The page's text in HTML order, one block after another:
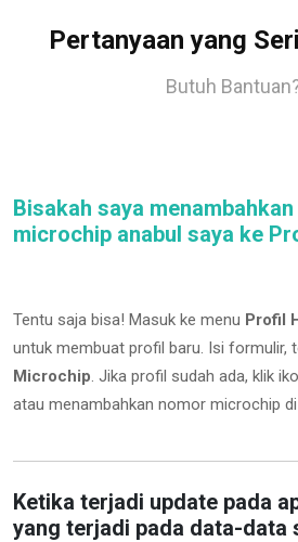
Pertanyaan yang
Butuh
Bisakah saya
microchip anabul saya ke
Tentu saja bisa! Masuk ke menu Profil
untuk membuat profil baru. Isi formulir,
Microchip. Jika profil sudah ada, klik
atau menambahkan nomor microchip
Ketika terjadi update pada
yang terjadi pada data-data